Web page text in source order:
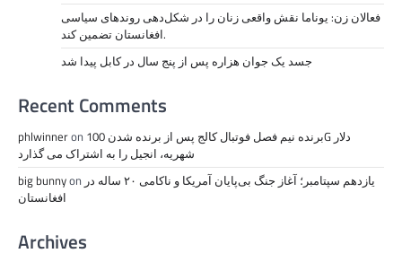
فعالان زن: یوناما نقش واقعی زنان را در شکل‌دهی روندهای سیاسی
افغانستان تضمین کند.
جسد یک جوان هزاره پس از پنج سال در کابل پیدا شد
Recent Comments
phlwinneron برنده نیم فصل فوتبال کالج پس از برنده شدن 100G دلار
شهریه، انجیل را به اشتراک می گذارد
big bunnyon یازدهم سپتامبر؛ آغاز جنگ بی‌پایان آمریکا و ناکامی ۲۰ ساله در
افغانستان
Archives